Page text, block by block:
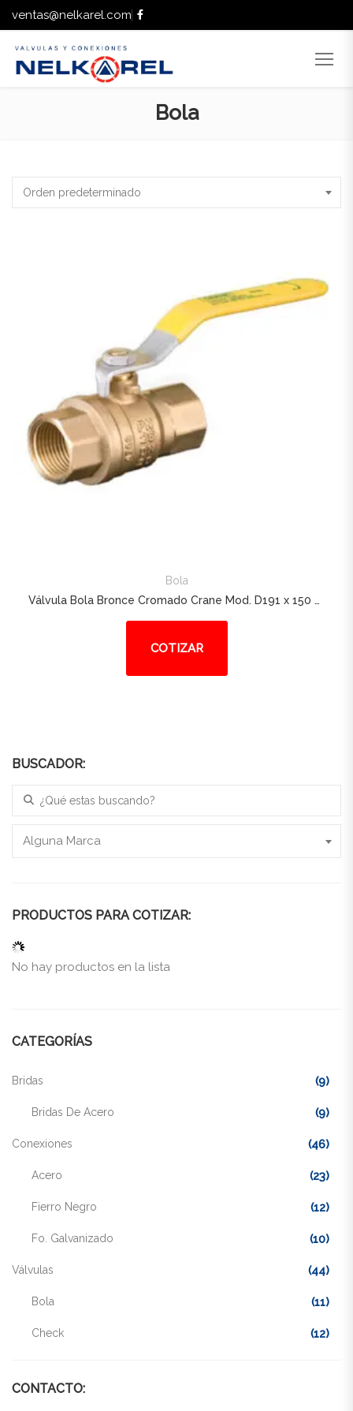
ventas@nelkarel.com
Bola
Orden predeterminado
Bola
Válvula Bola Bronce Cromado Crane Mod. D191 x 150 Lbs Vapor, 400 WOG PN25 de 1/4 – 4″
COTIZAR
BUSCADOR:
Search for:
Alguna Marca
PRODUCTOS PARA COTIZAR:
No hay productos en la lista
CATEGORÍAS
Bridas (9)
Bridas De Acero (9)
Conexiones (46)
Acero (23)
Fierro Negro (12)
Fo. Galvanizado (10)
Válvulas (44)
Bola (11)
Check (12)
Esférica
CONTACTO: